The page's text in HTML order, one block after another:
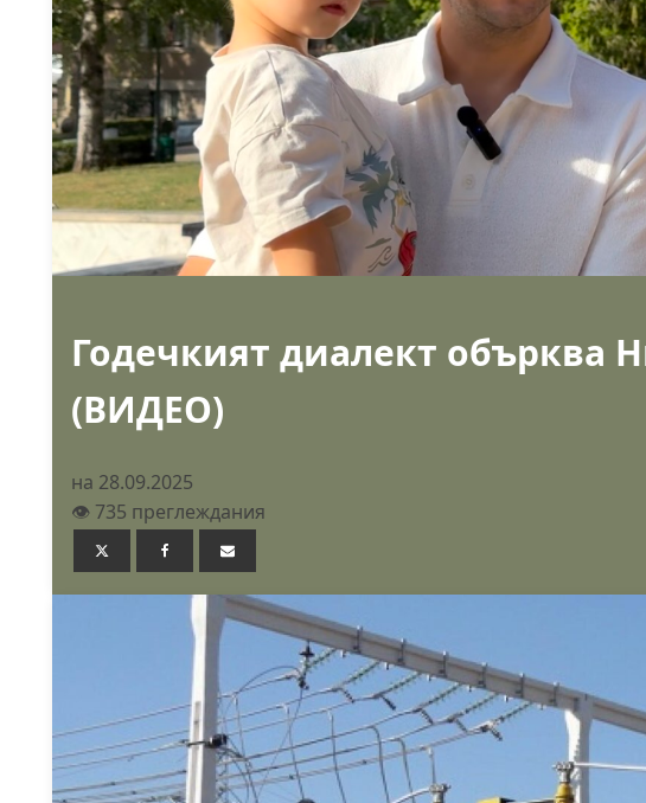
Годечкият диалект обърква
(ВИДЕО)
на 28.09.2025
👁️ 735 преглеждания